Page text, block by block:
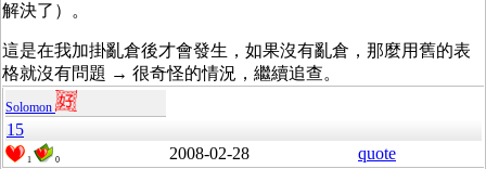
解決了）。
這是在我加掛亂倉後才會發生，如果沒有亂倉，那麼用舊的表
格就沒有問題 → 很奇怪的情況，繼續追查。
Solomon
15
1 0 2008-02-28 quote